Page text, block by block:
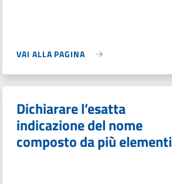
VAI ALLA PAGINA
Dichiarare l’esatta
indicazione del nome
composto da più elementi